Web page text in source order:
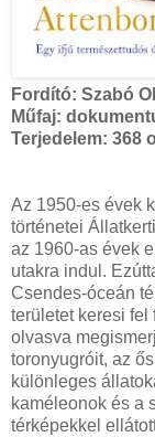
Fordító: Szabó
Műfaj:
Terjedelem: 368
Az 1950-es évek
történetei
az 1960-as évek
utakra indul.
Csendes-óceán
területet keresi fel
olvasva
toronyugróit, az
különleges
kaméleonok és a
térképekkel